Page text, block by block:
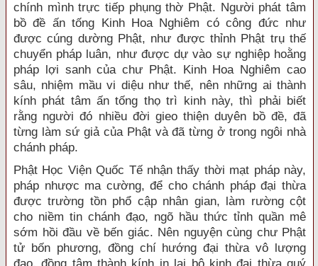
chính mình trực tiếp phụng thờ Phật. Người phát tâm
bồ đề ấn tống Kinh Hoa Nghiêm có công đức như
được cúng dường Phật, như được thỉnh Phật trụ thế
chuyển pháp luân, như được dự vào sự nghiệp hoằng
pháp lợi sanh của chư Phật. Kinh Hoa Nghiêm cao
sâu, nhiệm mầu vi diệu như thế, nên những ai thành
kính phát tâm ấn tống thọ trì kinh này, thì phải biết
rằng người đó nhiều đời gieo thiện duyên bồ đề, đã
từng làm sứ giả của Phật và đã từng ở trong ngôi nhà
chánh pháp.
Phật Học Viện Quốc Tế nhận thấy thời mạt pháp này,
pháp nhược ma cường, để cho chánh pháp đại thừa
được trường tồn phổ cập nhân gian, làm rường cột
cho niềm tin chánh đạo, ngõ hầu thức tỉnh quần mê
sớm hồi đầu về bến giác. Nên nguyện cùng chư Phật
tử bốn phương, đồng chí hướng đại thừa vô lượng